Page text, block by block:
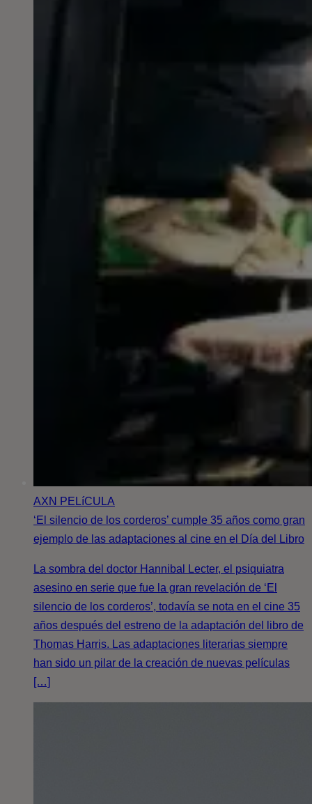
AXN PELíCULA
‘El silencio de los corderos’ cumple 35 años como gran
ejemplo de las adaptaciones al cine en el Día del Libro
La sombra del doctor Hannibal Lecter, el psiquiatra
asesino en serie que fue la gran revelación de ‘El
silencio de los corderos’, todavía se nota en el cine 35
años después del estreno de la adaptación del libro de
Thomas Harris. Las adaptaciones literarias siempre
han sido un pilar de la creación de nuevas películas
[…]